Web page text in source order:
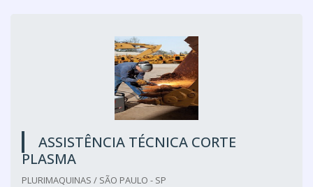
ASSISTÊNCIA TÉCNICA CORTE
PLASMA
PLURIMAQUINAS / SÃO PAULO - SP